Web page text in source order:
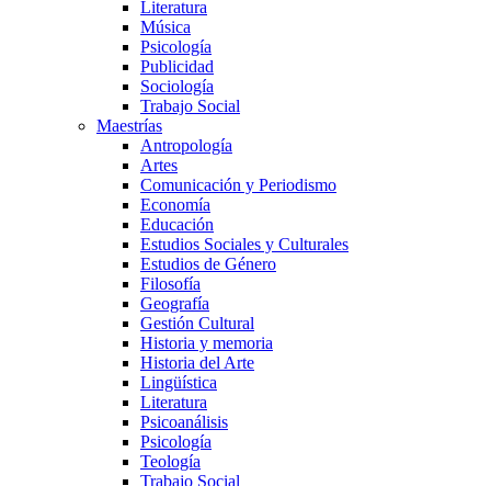
Literatura
Música
Psicología
Publicidad
Sociología
Trabajo Social
Maestrías
Antropología
Artes
Comunicación y Periodismo
Economía
Educación
Estudios Sociales y Culturales
Estudios de Género
Filosofía
Geografía
Gestión Cultural
Historia y memoria
Historia del Arte
Lingüística
Literatura
Psicoanálisis
Psicología
Teología
Trabajo Social